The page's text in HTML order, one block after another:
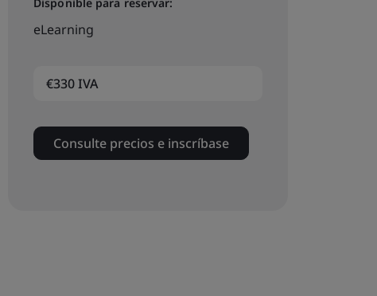
eLearning
€330 IVA
Consulte precios e inscríbase